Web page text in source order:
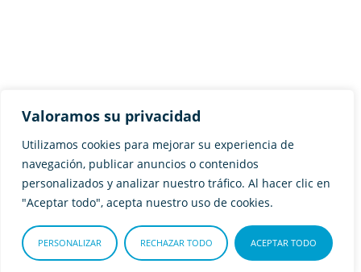
Valoramos su privacidad
Utilizamos cookies para mejorar su experiencia de
navegación, publicar anuncios o contenidos
personalizados y analizar nuestro tráfico. Al hacer clic en
"Aceptar todo", acepta nuestro uso de cookies.
PERSONALIZAR RECHAZAR TODO ACEPTAR TODO
Sobre Adity
Noticias
Contacto
¿Tienes dudas?
+34 951 550 185